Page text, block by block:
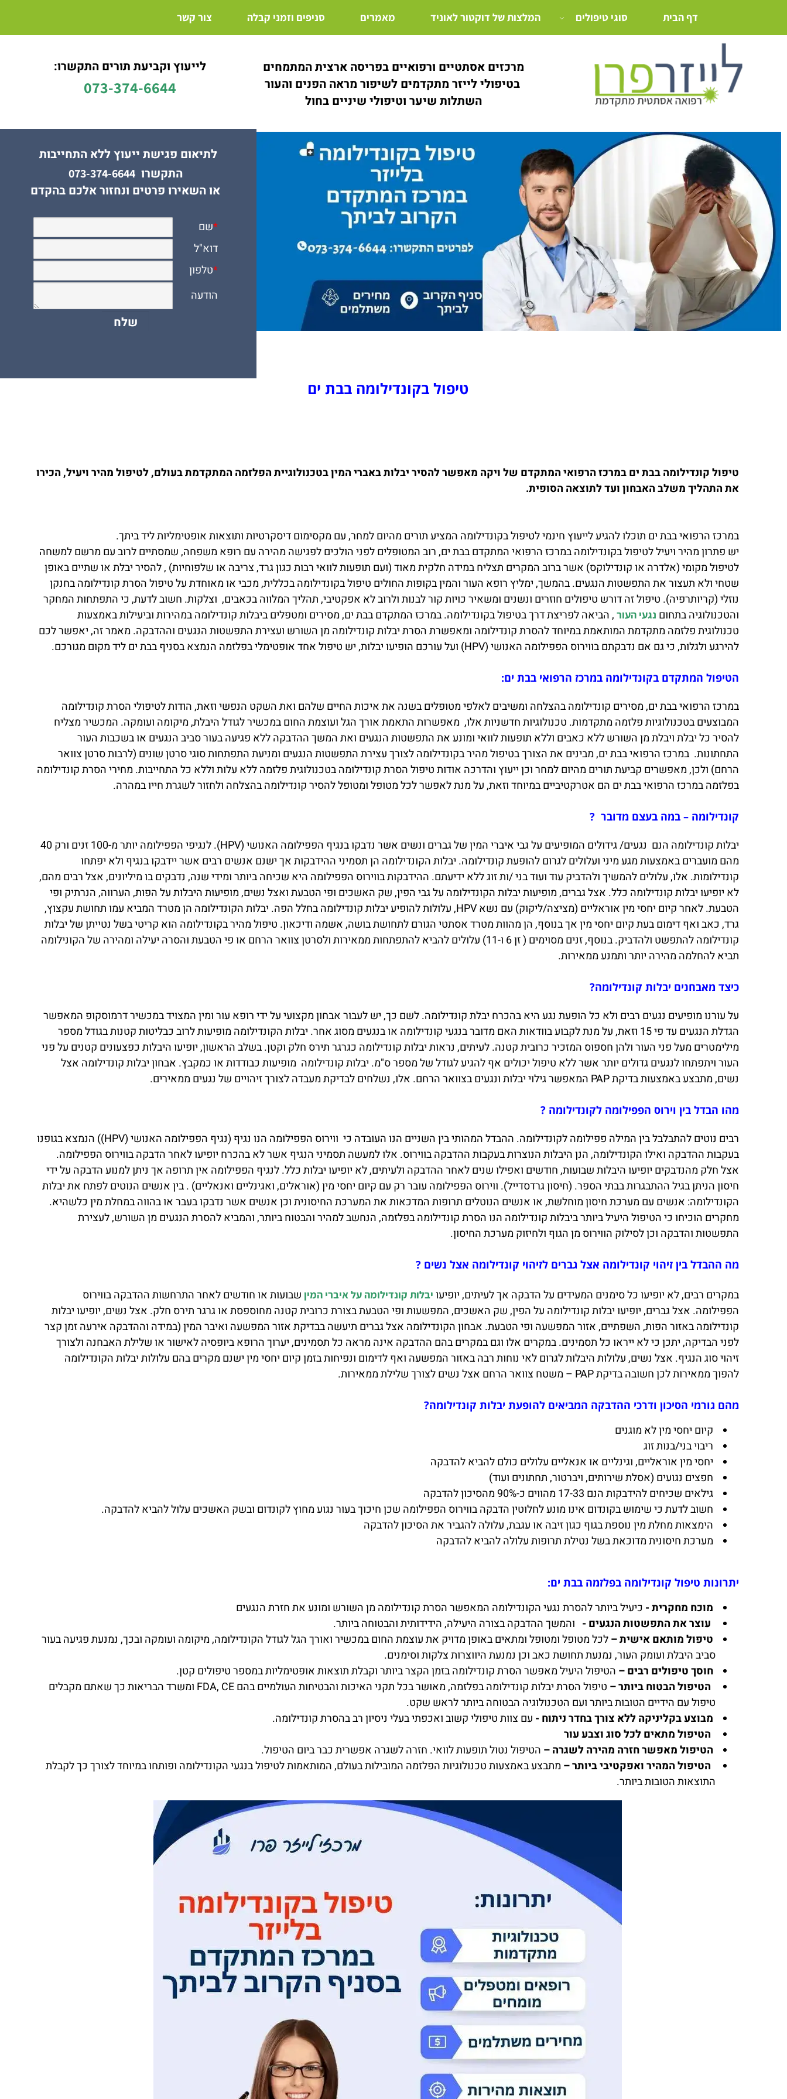
מרכזים אסתטיים ורפואיים בפריסה ארצית המתמחים
בטיפולי לייזר מתקדמים לשיפור מראה הפנים והעור
השתלות שיער וטיפולי שיניים בחול
לייעוץ וקביעת תורים התקשרו:
073-374-6644
דף הבית סוגי טיפולים המלצות של דוקטור לאוניד מאמרים סניפים וזמני קבלה צור קשר
לתיאום פגישת ייעוץ ללא התחייבות
התקשרו073-374-6644
או השאירו פרטים ונחזור אלכם בהקדם
טיפול בקונדילומה בבת ים
טיפול קונדילומה בבת ים במרכז הרפואי המתקדם של ויקה מאפשר להסיר יבלות באברי המין בטכנולוגיית הפלזמה המתקדמת בעולם, לטיפול מהיר ויעיל, הכירו
את התהליך משלב האבחון ועד לתוצאה הסופית.
במרכז הרפואי בבת ים תוכלו להגיע לייעוץ חינמי לטיפול בקונדילומה המציע תורים מהיום למחר, עם מקסימום דיסקרטיות ותוצאות אופטימליות ליד ביתך.
יש פתרון מהיר ויעיל לטיפול בקונדילומה במרכז הרפואי המתקדם בבת ים, רוב המטופלים לפני הולכים לפגישה מהירה עם רופא משפחה, שמסתיים לרוב עם מרשם למשחה
לטיפול מקומי (אלדרה או קונדילוקס) אשר ברוב המקרים תצליח במידה חלקית מאוד (ועם תופעות לוואי רבות כגון גרד, צריבה או שלפוחיות) , להסיר יבלת או שתיים באופן
שטחי ולא תעצור את התפשטות הנגעים. בהמשך, ימליץ רופא העור והמין בקופות החולים טיפול בקונדילומה בכללית, מכבי או מאוחדת על טיפול הסרת קונדילומה בחנקן
נוזלי (קריותרפיה). טיפול זה דורש טיפולים חוזרים ונשנים ומשאיר כויות קור לבנות ולרוב לא אפקטיבי, תהליך המלווה בכאבים, וצלקות. חשוב לדעת, כי התפתחות המחקר
והטכנולוגיה בתחום נגעי העור , הביאה לפריצת דרך בטיפול בקונדילומה. במרכז המתקדם בבת ים, מסירים ומטפלים ביבלות קונדילומה במהירות וביעילות באמצעות
טכנולוגית פלזמה מתקדמת המותאמת במיוחד להסרת קונדילומה ומאפשרת הסרת יבלות קונדילומה מן השורש ועצירת התפשטות הנגעים וההדבקה. מאמר זה, יאפשר לכם
להירגע ולגלות, כי גם אם נדבקתם בווירוס הפפילומה האנושי (HPV) ועל עורכם הופיעו יבלות, יש טיפול אחד אופטימלי בפלזמה הנמצא בסניף בבת ים ליד מקום מגורכם.
הטיפול המתקדם בקונדילומה במרכז הרפואי בבת ים:
במרכז הרפואי בבת ים, מסירים קונדילומה בהצלחה ומשיבים לאלפי מטופלים בשנה את איכות החיים שלהם ואת השקט הנפשי וזאת, הודות לטיפולי הסרת קונדילומה
המבוצעים בטכנולוגיות פלזמה מתקדמות. טכנולוגיות חדשניות אלו, מאפשרות התאמת אורך הגל ועוצמת החום במכשיר לגודל היבלת, מיקומה ועומקה. המכשיר מצליח
להסיר כל יבלת ויבלת מן השורש ללא כאבים וללא תופעות לוואי ומונע את התפשטות הנגעים ואת המשך ההדבקה ללא פגיעה בעור סביב הנגעים או בשכבות העור
התחתונות. במרכז הרפואי בבת ים, מבינים את הצורך בטיפול מהיר בקונדילומה לצורך עצירת התפשטות הנגעים ומניעת התפתחות סוגי סרטן שונים (לרבות סרטן צוואר
הרחם) ולכן, מאפשרים קביעת תורים מהיום למחר וכן ייעוץ והדרכה אודות טיפול הסרת קונדילומה בטכנולוגית פלזמה ללא עלות וללא כל התחייבות. מחירי הסרת קונדילומה
בפלזמה במרכז הרפואי בבת ים הם אטרקטיביים במיוחד וזאת, על מנת לאפשר לכל מטופל ומטופל להסיר קונדילומה בהצלחה ולחזור לשגרת חייו במהרה.
קונדילומה – במה בעצם מדובר ?
יבלות קונדילומה הנם נגעים/ גידולים המופיעים על גבי איברי המין של גברים ונשים אשר נדבקו בנגיף הפפילומה האנושי (HPV). לנגיפי הפפילומה יותר מ-100 זנים ורק 40
מהם מועברים באמצעות מגע מיני ועלולים לגרום להופעת קונדילומה. יבלות הקונדילומה הן תסמיני ההידבקות אך ישנם אנשים רבים אשר יידבקו בנגיף ולא יפתחו
קונדילומות. אלו, עלולים להמשיך ולהדביק עוד ועוד בני /ות זוג ללא ידיעתם. ההידבקות בווירוס הפפילומה היא שכיחה ביותר ומידי שנה, נדבקים בו מיליונים, אצל רבים מהם,
לא יופיעו יבלות קונדילומה כלל. אצל גברים, מופיעות יבלות הקונדילומה על גבי הפין, שק האשכים ופי הטבעת ואצל נשים, מופיעות היבלות על הפות, הערווה, הנרתיק ופי
הטבעת. לאחר קיום יחסי מין אוראליים (מציצה/ליקוק) עם נשא HPV, עלולות להופיע יבלות קונדילומה בחלל הפה. יבלות הקונדילומה הן מטרד המביא עמו תחושת עקצוץ,
גרד, כאב ואף דימום בעת קיום יחסי מין אך בנוסף, הן מהוות מטרד אסתטי הגורם לתחושת בושה, אשמה ודיכאון. טיפול מהיר בקונדילומה הוא קריטי בשל נטייתן של יבלות
קונדילומה להתפשט ולהדביק. בנוסף, זנים מסוימים ( זן 6 ו-11) עלולים להביא להתפתחות ממאירות ולסרטן צוואר הרחם או פי הטבעת והסרה יעילה ומהירה של הקונילומה
תביא להחלמה מהירה יותר ותמנע ממאירות.
כיצד מאבחנים יבלות קונדילומה?
על עורנו מופיעים נגעים רבים ולא כל הופעת נגע היא בהכרח יבלת קונדילומה. לשם כך, יש לעבור אבחון מקצועי על ידי רופא עור ומין המצויד במכשיר דרמוסקופ המאפשר
הגדלת הנגעים עד פי 15 וזאת, על מנת לקבוע בוודאות האם מדובר בנגעי קונדילומה או בנגעים מסוג אחר. יבלות הקונדילומה מופיעות לרוב כבליטות קטנות בגודל מספר
מילימטרים מעל פני העור ולהן חספוס המזכיר כרובית קטנה. לעיתים, נראות יבלות קונדילומה כגרגר תירס חלק וקטן. בשלב הראשון, יופיעו היבלות כפצעונים קטנים על פני
העור ויתפתחו לנגעים גדולים יותר אשר ללא טיפול יכולים אף להגיע לגודל של מספר ס"מ. יבלות קונדילומה מופיעות כבודדות או כמקבץ. אבחון יבלות קונדילומה אצל
נשים, מתבצע באמצעות בדיקת PAP המאפשר גילוי יבלות ונגעים בצוואר הרחם. אלו, נשלחים לבדיקת מעבדה לצורך זיהויים של נגעים ממאירים.
מהו הבדל בין וירוס הפפילומה לקונדילומה ?
רבים נוטים להתבלבל בין המילה פפילומה לקונדילומה. ההבדל המהותי בין השניים הנו העובדה כי ווירוס הפפילומה הנו נגיף (נגיף הפפילומה האנושי (HPV)) הנמצא בגופנו
בעקבות ההדבקה ואילו הקונדילומה, הנן היבלות הנוצרות בעקבות ההדבקה בווירוס. אלו למעשה תסמיני הנגיף אשר לא בהכרח יופיעו לאחר הדבקה בווירוס הפפילומה.
אצל חלק מהנדבקים יופיעו היבלות שבועות, חודשים ואפילו שנים לאחר ההדבקה ולעיתים, לא יופיעו יבלות כלל. לנגיף הפפילומה אין תרופה אך ניתן למנוע הדבקה על ידי
חיסון הניתן בגיל ההתבגרות בבתי הספר. (חיסון גרדסדייל). ווירוס הפפילומה עובר רק עם קיום יחסי מין (אוראלים, ואגינליים ואנאליים) . בין אנשים הנוטים לפתח את יבלות
הקונדילומה: אנשים עם מערכת חיסון מוחלשת, או אנשים הנוטלים תרופות המדכאות את המערכת החיסונית וכן אנשים אשר נדבקו בעבר או בהווה במחלת מין כלשהיא.
מחקרים הוכיחו כי הטיפול היעיל ביותר ביבלות קונדילומה הנו הסרת קונדילומה בפלזמה, הנחשב למהיר והבטוח ביותר, והמביא להסרת הנגעים מן השורש, לעצירת
התפשטות והדבקה וכן לסילוק הווירוס מן הגוף ולחיזוק מערכת החיסון.
מה ההבדל בין זיהוי קונדילומה אצל גברים לזיהוי קונדילומה אצל נשים ?
במקרים רבים, לא יופיעו כל סימנים המעידים על הדבקה אך לעיתים, יופיעו יבלות קונדילומה על איברי המין שבועות או חודשים לאחר התרחשות ההדבקה בווירוס
הפפילומה. אצל גברים, יופיעו יבלות קונדילומה על הפין, שק האשכים, המפשעות ופי הטבעת בצורת כרובית קטנה מחוספסת או גרגר תירס חלק. אצל נשים, יופיעו יבלות
קונדילומה באזור הפות, השפתיים, אזור המפשעה ופי הטבעת. אבחון הקונדילומה אצל גברים תיעשה בבדיקת אזור המפשעה ואיבר המין (במידה וההדבקה אירעה זמן קצר
לפני הבדיקה, יתכן כי לא ייראו כל תסמינים. במקרים אלו וגם במקרים בהם ההדבקה אינה מראה כל תסמינים, יערוך הרופא ביופסיה לאישור או שלילת האבחנה ולצורך
זיהוי סוג הנגיף. אצל נשים, עלולות היבלות לגרום לאי נוחות רבה באזור המפשעה ואף לדימום ונפיחות בזמן קיום יחסי מין ישנם מקרים בהם עלולות יבלות הקונדילומה
להפוך ממאירות לכן חשובה בדיקת PAP – משטח צוואר הרחם אצל נשים לצורך שלילת ממאירות.
מהם גורמי הסיכון ודרכי ההדבקה המביאים להופעת יבלות קונדילומה?
קיום יחסי מין לא מוגנים
ריבוי בני/בנות זוג
יחסי מין אוראליים, וגינליים או אנאליים עלולים כולם להביא להדבקה
חפצים נגועים (אסלת שירותים, ויברטור, תחתונים ועוד)
גילאים שכיחים להידבקות הנם 17-33 מהווים כ-90% מהסיכון להדבקה
חשוב לדעת כי שימוש בקונדום אינו מונע לחלוטין הדבקה בווירוס הפפילומה שכן חיכוך בעור נגוע מחוץ לקונדום ובשק האשכים עלול להביא להדבקה.
הימצאות מחלת מין נוספת בגוף כגון זיבה או עגבת, עלולה להגביר את הסיכון להדבקה
מערכת חיסונית מדוכאת בשל נטילת תרופות עלולה להביא להדבקה
יתרונות טיפול קונדילומה בפלזמה בבת ים:
מוכח מחקרית - כיעיל ביותר להסרת נגעי הקונדילומה המאפשר הסרת קונדילומה מן השורש ומונע את חזרת הנגעים
עוצר את התפשטות הנגעים - והמשך ההדבקה בצורה היעילה, הידידותית והבטוחה ביותר.
טיפול מותאם אישית –לכל מטופל ומטופל ומתאים באופן מדויק את עוצמת החום במכשיר ואורך הגל לגודל הקונדילומה, מיקומה ועומקה ובכך, נמנעת פגיעה בעור
סביב היבלת ועומק העור, נמנעת תחושת כאב וכן נמנעת היווצרות צלקות וסימנים.
חוסך טיפולים רבים – הטיפול היעיל מאפשר הסרת קונדילומה בזמן הקצר ביותר וקבלת תוצאות אופטימליות במספר טיפולים קטן.
הטיפול הבטוח ביותר –
טיפול הסרת יבלות קונדילומה בפלזמה, מאושר בכל תקני האיכות והבטיחות העולמיים בהם FDA, CE ומשרד הבריאות כך שאתם מקבלים
טיפול עם הידיים הטובות ביותר ועם הטכנולוגיה הבטוחה ביותר לראש שקט.
מבוצע בקליניקה ללא צורך בחדר ניתוח - עם צוות טיפולי קשוב ואכפתי בעלי ניסיון רב בהסרת קונדילומה.
הטיפול מתאים לכל סוג וצבע עור
הטיפול מאפשר חזרה מהירה לשגרה – הטיפול נטול תופעות לוואי. חזרה לשגרה אפשרית כבר ביום הטיפול.
הטיפול המהיר ואפקטיבי ביותר – מתבצע באמצעות טכנולוגיות הפלזמה המובילות בעולם, המותאמות לטיפול בנגעי הקונדילומה ופותחו במיוחד לצורך כך לקבלת
התוצאות הטובות ביותר.